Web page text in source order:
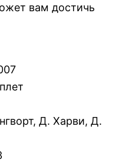
вам достичь
Д. Харви, Д.